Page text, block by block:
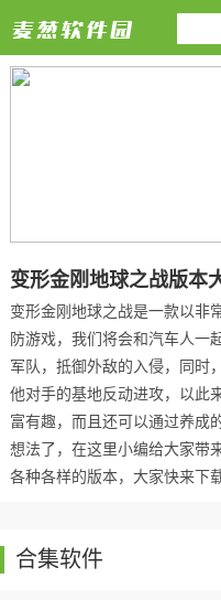
变形金刚地球之战版本
变形金刚地球之战是一款以非
防游戏，我们将会和汽车人一
军队，抵御外敌的入侵，同时
他对手的基地反动进攻，以此
富有趣，而且还可以通过养成
想法了，在这里小编给大家带
各种各样的版本，大家快来下
合集软件